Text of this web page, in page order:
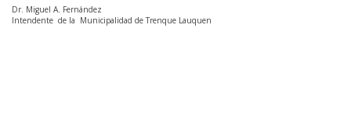
Dr. Miguel A. Fernández
Intendente de la Municipalidad de Trenque Lauquen